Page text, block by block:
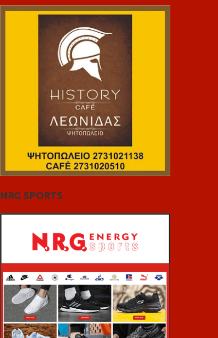
NRG SPORTS